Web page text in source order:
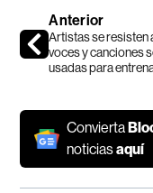
Anterior
Artistas se resisten
voces y canciones
usadas para
Convierta
noticiasaquí